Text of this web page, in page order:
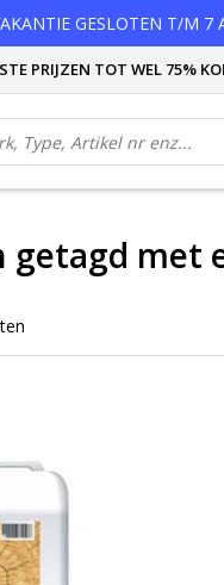
GESLOTEN T/M
PRIJZEN TOT WEL 75%
getagd met